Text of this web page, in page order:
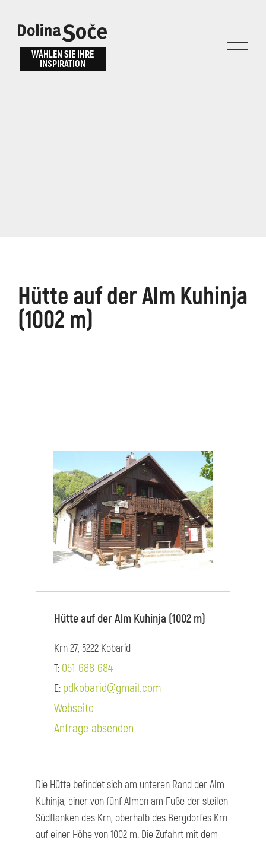
WÄHLEN SIE IHRE
INSPIRATION
Hütte auf der Alm Kuhinja
(1002 m)
Inspiration
finden
Kanin Wanderwege
Museum
von
Wählen Sie ein
Hütte auf der Alm Kuhinja (1002 m)
Krn 27, 5222 Kobarid
T: 051 688 684
E: pdkobarid@gmail.com
Webseite
Anfrage absenden
Die Hütte befindet sich am unteren Rand der Alm
Kuhinja, einer von fünf Almen am Fuße der steilen
Südflanken des Krn, oberhalb des Bergdorfes Krn
auf einer Höhe von 1002 m. Die Zufahrt mit dem